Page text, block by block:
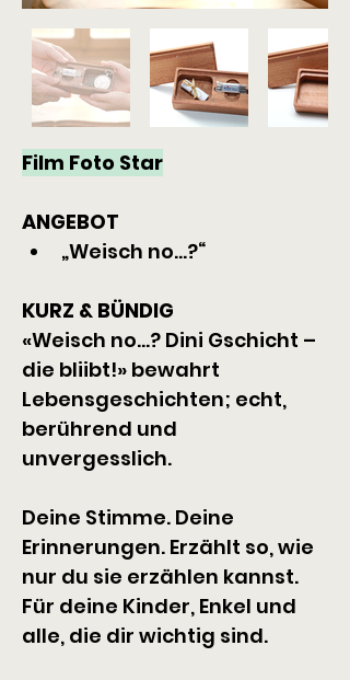
Film Foto Star
ANGEBOT
„Weisch no...?“
KURZ & BÜNDIG
«Weisch no...? Dini Gschicht –
die bliibt!» bewahrt
Lebensgeschichten; echt,
berührend und
unvergesslich.
Deine Stimme. Deine
Erinnerungen. Erzählt so, wie
nur du sie erzählen kannst.
Für deine Kinder, Enkel und
alle, die dir wichtig sind.